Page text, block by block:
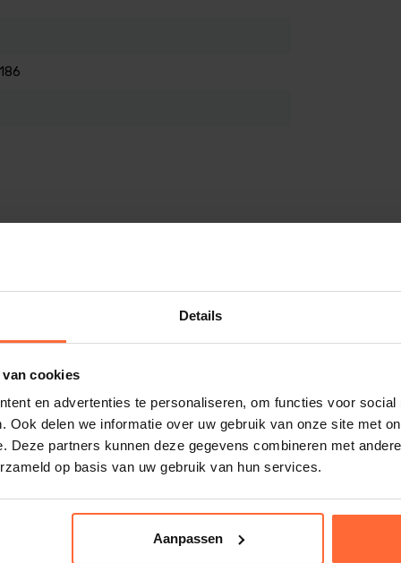
Details
cookies
en advertenties te personaliseren, om functies voor social
Ook delen we informatie over uw gebruik van onze site met
Deze partners kunnen deze gegevens combineren met
op basis van uw gebruik van hun services.
Aanpassen
Hygro- en Thermometer in houten kader